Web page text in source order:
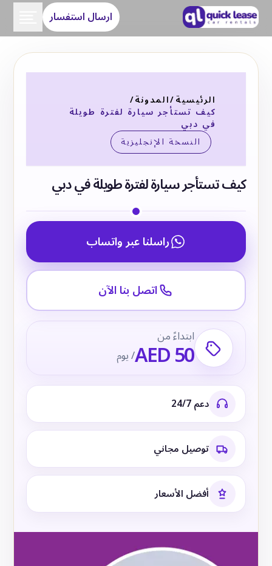
ارسال استفسار
الرئيسية/المدونة/
كيف تستأجر سيارة لفترة طويلة
في دبي
النسخة الإنجليزية
كيف تستأجر سيارة لفترة طويلة في دبي
راسلنا عبر واتساب
اتصل بنا الآن
ابتداءً من
AED 50/ يوم
دعم 24/7
توصيل مجاني
أفضل الأسعار